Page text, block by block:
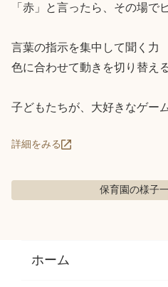
「赤」と言ったら、その場で
言葉の指示を集中して聞く力
色に合わせて動きを切り替え
子どもたちが、大好きなゲー
詳細をみる
保育園の様子
ホーム